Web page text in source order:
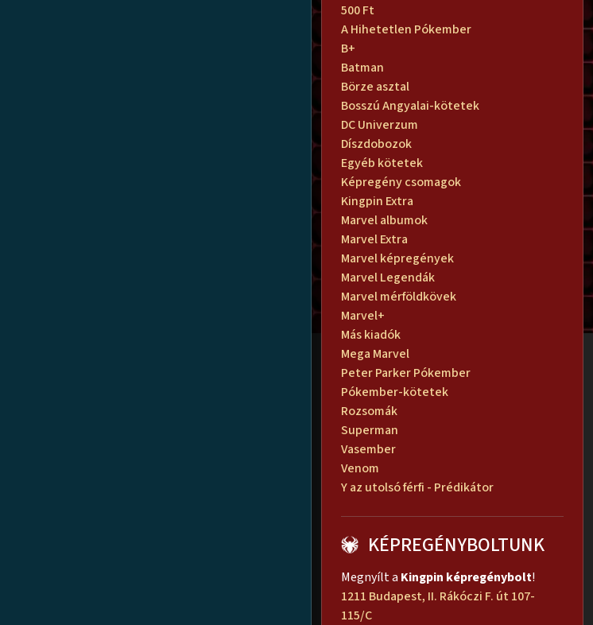
500 Ft
A Hihetetlen Pókember
B+
Batman
Börze asztal
Bosszú Angyalai-kötetek
DC Univerzum
Díszdobozok
Egyéb kötetek
Képregény csomagok
Kingpin Extra
Marvel albumok
Marvel Extra
Marvel képregények
Marvel Legendák
Marvel mérföldkövek
Marvel+
Más kiadók
Mega Marvel
Peter Parker Pókember
Pókember-kötetek
Rozsomák
Superman
Vasember
Venom
Y az utolsó férfi - Prédikátor
KÉPREGÉNYBOLTUNK
Megnyílt a Kingpin képregénybolt!
1211 Budapest, II. Rákóczi F. út 107-
115/C